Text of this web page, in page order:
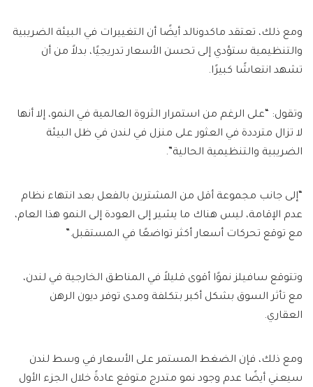
ومع ذلك، تعتقد ماكدونالد أيضًا أن التغييرات في البيئة الضريبية
والتنظيمية ستؤدي إلى تحسن الأسعار تدريجيًا، بدلاً من أن
تشهد انتعاشًا كبيرًا.
وتقول: “على الرغم من استمرار الثروة العالمية في النمو، إلا أنها
لا تزال مترددة في العثور على منزل في لندن في ظل البيئة
الضريبية والتنظيمية الحالية”.
“إلى جانب مجموعة أقل من المشترين بالفعل بعد انتهاء نظام
عدم الإقامة، ليس هناك ما يشير إلى العودة إلى النمو هذا العام،
مع توقع تحركات أسعار أكثر تواضعًا في المستقبل.”
وتتوقع سافيلز نموًا أقوى قليلاً في المناطق الخارجية في لندن،
مع تأثر السوق بشكل أكبر بتكلفة ومدى توفر ديون الرهن
العقاري.
ومع ذلك، فإن الضغط المستمر على الأسعار في وسط لندن
سيعني أيضًا عدم وجود نمو متدرج متوقع عادةً خلال الجزء الأول